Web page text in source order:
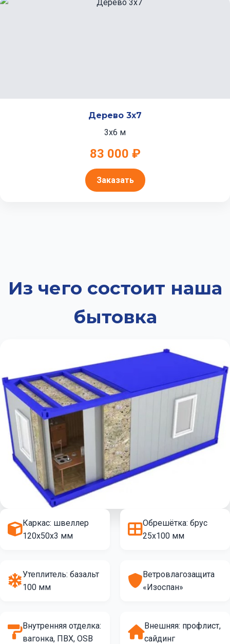
Дерево 3x7
3x6 м
83 000 ₽
Заказать
Из чего состоит наша
бытовка
Каркас: швеллер
120х50х3 мм
Обрешётка: брус
25х100 мм
Утеплитель: базальт
100 мм
Ветровлагозащита
«Изоспан»
Внутренняя отделка:
вагонка, ПВХ, OSB
Внешняя: профлист,
сайдинг